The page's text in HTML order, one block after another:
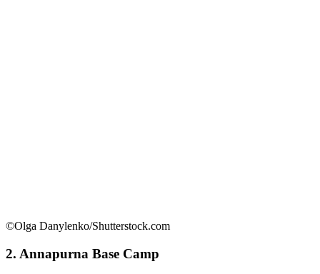
©Olga Danylenko/Shutterstock.com
2. Annapurna Base Camp